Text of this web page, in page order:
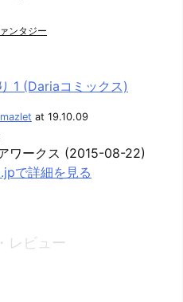
ンタジー
1 (Dariaコミックス)
at 19.10.09
ワークス (2015-08-22)
で詳細を見る
レビュー